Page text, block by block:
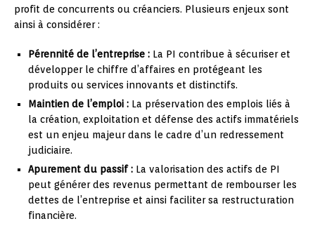
profit de concurrents ou créanciers. Plusieurs enjeux sont
ainsi à considérer :
Pérennité de l’entreprise : La PI contribue à sécuriser et
développer le chiffre d’affaires en protégeant les
produits ou services innovants et distinctifs.
Maintien de l’emploi : La préservation des emplois liés à
la création, exploitation et défense des actifs immatériels
est un enjeu majeur dans le cadre d’un redressement
judiciaire.
Apurement du passif : La valorisation des actifs de PI
peut générer des revenus permettant de rembourser les
dettes de l’entreprise et ainsi faciliter sa restructuration
financière.